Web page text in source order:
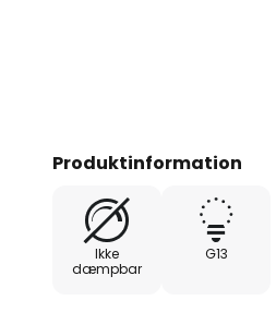
Produktinformation
Ikke
dæmpbar
G13